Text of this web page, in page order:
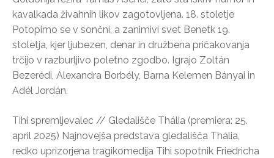
kavalkada živahnih likov zagotovljena. 18. stoletje
Potopimo se v sončni, a zanimivi svet Benetk 19.
stoletja, kjer ljubezen, denar in družbena pričakovanja
trčijo v razburljivo poletno zgodbo. Igrajo Zoltán
Bezerédi, Alexandra Borbély, Barna Kelemen Bányai in
Adél Jordán.
Tihi spremljevalec // Gledališče Thália (premiera: 25.
april 2025) Najnovejša predstava gledališča Thália,
redko uprizorjena tragikomedija Tihi sopotnik Friedricha